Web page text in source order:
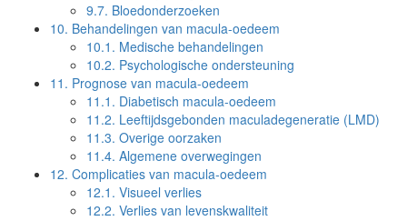
9.7. Bloedonderzoeken
10. Behandelingen van macula-oedeem
10.1. Medische behandelingen
10.2. Psychologische ondersteuning
11. Prognose van macula-oedeem
11.1. Diabetisch macula-oedeem
11.2. Leeftijdsgebonden maculadegeneratie (LMD)
11.3. Overige oorzaken
11.4. Algemene overwegingen
12. Complicaties van macula-oedeem
12.1. Visueel verlies
12.2. Verlies van levenskwaliteit